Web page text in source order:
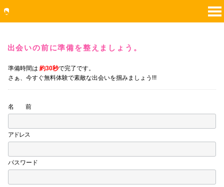
出会いの前に準備を整えましょう。
準備時間は 約30秒で完了です。
さぁ、今すぐ無料体験で素敵な出会いを掴みましょう!!!
名 前
アドレス
パスワード